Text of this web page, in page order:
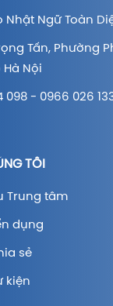
Nhật Ngữ Toàn
Tấn, Phường
Hà Nội
098 - 0966 026
TÔI
Trung tâm
dụng
sẻ
kiện